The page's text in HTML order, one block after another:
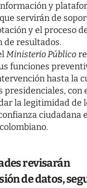
y
servirán de
y el proceso
de resultados.
Ministerio Público
funciones
hasta la
presidenciales, con
la legitimidad de
ciudadana
revisarán
de datos,